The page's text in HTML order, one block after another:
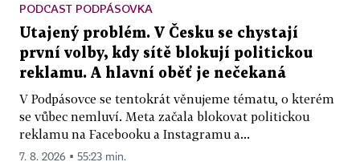
PODCAST PODPÁSOVKA
Utajený problém. V Česku se chystají
první volby, kdy sítě blokují politickou
reklamu. A hlavní oběť je nečekaná
V Podpásovce se tentokrát věnujeme tématu, o kterém
se vůbec nemluví. Meta začala blokovat politickou
reklamu na Facebooku a Instagramu a...
7. 8. 2026 ▪ 55:23 min.